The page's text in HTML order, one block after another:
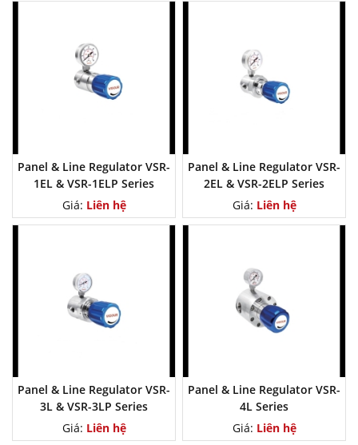
Panel & Line Regulator VSR-
1EL & VSR-1ELP Series
Giá: Liên hệ
Panel & Line Regulator VSR-
2EL & VSR-2ELP Series
Giá: Liên hệ
Panel & Line Regulator VSR-
3L & VSR-3LP Series
Giá: Liên hệ
Panel & Line Regulator VSR-
4L Series
Giá: Liên hệ